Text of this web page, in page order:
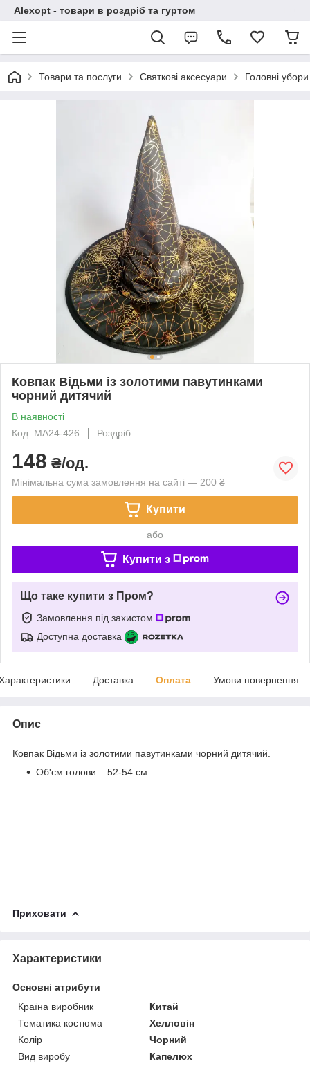
Alexopt - товари в роздріб та гуртом
Товари та послуги Святкові аксесуари Головні убори
Ковпак Відьми із золотими павутинками
чорний дитячий
В наявності
Код: MA24-426
Роздріб
148 ₴/од.
Мінімальна сума замовлення на сайті — 200 ₴
Купити
або
Купити з
Що таке купити з Пром?
Замовлення під захистом
Доступна доставка
Доставка Оплата Умови повернення
Опис
Ковпак Відьми із золотими павутинками чорний дитячий.
Об'єм голови – 52-54 см.
Приховати
Характеристики
Основні атрибути
Країна виробник
Китай
Тематика костюма
Хелловін
Колір
Чорний
Вид виробу
Капелюх